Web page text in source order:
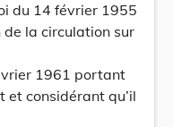
du 14 février 1955
la circulation sur
1961 portant
et considérant qu’il